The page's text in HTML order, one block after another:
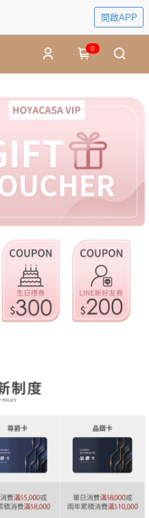
開啟APP
0